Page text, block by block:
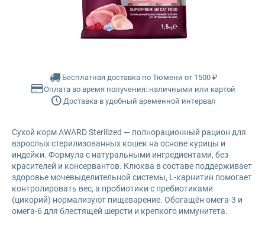
Farmina N&D
Grandorf
Karmy
Mr. Buffalo
Бесплатная доставка по Тюмени от 1500 ₽
Оплата во время получения: наличными или картой
Доставка в удобный временной интервал
Сухой корм AWARD Sterilized — полнорационный рацион для
взрослых стерилизованных кошек на основе курицы и
индейки. Формула с натуральными ингредиентами, без
красителей и консервантов. Клюква в составе поддерживает
здоровье мочевыделительной системы, L-карнитин помогает
контролировать вес, а пробиотики с пребиотиками
(цикорий) нормализуют пищеварение. Обогащён омега-3 и
омега-6 для блестящей шерсти и крепкого иммунитета.